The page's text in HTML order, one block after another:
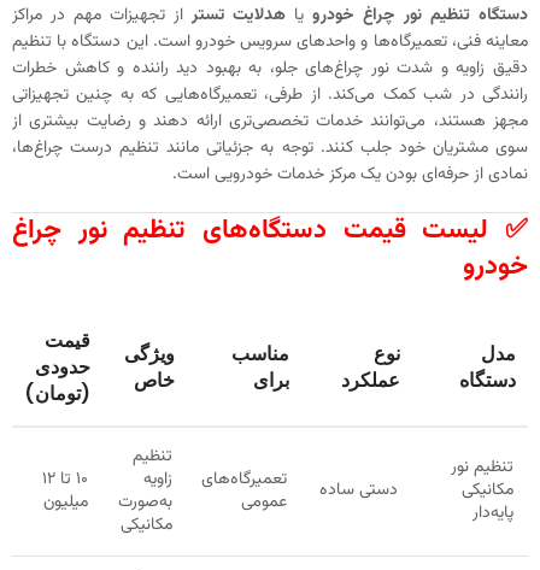
دستگاه تنظیم نور چراغ خودرو یا هدلایت تستراز تجهیزات مهم در مراکز
معاینه فنی، تعمیرگاه‌ها و واحدهای سرویس خودرو است. این دستگاه با تنظیم
دقیق زاویه و شدت نور چراغ‌های جلو، به بهبود دید راننده و کاهش خطرات
رانندگی در شب کمک می‌کند. از طرفی، تعمیرگاه‌هایی که به چنین تجهیزاتی
مجهز هستند، می‌توانند خدمات تخصصی‌تری ارائه دهند و رضایت بیشتری از
سوی مشتریان خود جلب کنند. توجه به جزئیاتی مانند تنظیم درست چراغ‌ها،
نمادی از حرفه‌ای بودن یک مرکز خدمات خودرویی است.
✅ لیست قیمت دستگاه‌های تنظیم نور چراغ
خودرو
مدل
دستگاه
نوع
عملکرد
مناسب
برای
ویژگی
خاص
قیمت
حدودی
(تومان)
تنظیم نور
مکانیکی
پایه‌دار
دستی ساده
تعمیرگاه‌های
عمومی
تنظیم
زاویه
به‌صورت
مکانیکی
۱۰ تا ۱۲
میلیون